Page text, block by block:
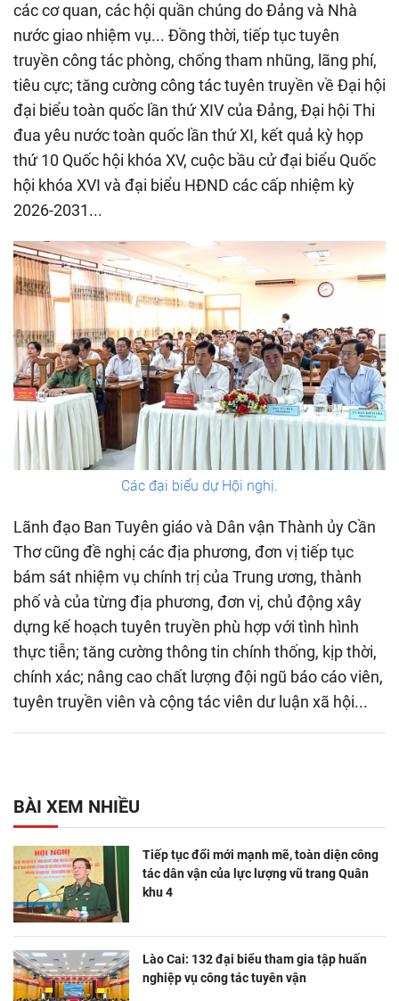
các cơ quan, các hội quần chúng do Đảng và Nhà
nước giao nhiệm vụ... Đồng thời, tiếp tục tuyên
truyền công tác phòng, chống tham nhũng, lãng phí,
tiêu cực; tăng cường công tác tuyên truyền về Đại hội
đại biểu toàn quốc lần thứ XIV của Đảng, Đại hội Thi
đua yêu nước toàn quốc lần thứ XI, kết quả kỳ họp
thứ 10 Quốc hội khóa XV, cuộc bầu cử đại biểu Quốc
hội khóa XVI và đại biểu HĐND các cấp nhiệm kỳ
2026-2031...
Các đại biểu dự Hội nghị.
Lãnh đạo Ban Tuyên giáo và Dân vận Thành ủy Cần
Thơ cũng đề nghị các địa phương, đơn vị tiếp tục
bám sát nhiệm vụ chính trị của Trung ương, thành
phố và của từng địa phương, đơn vị, chủ động xây
dựng kế hoạch tuyên truyền phù hợp với tình hình
thực tiễn; tăng cường thông tin chính thống, kịp thời,
chính xác; nâng cao chất lượng đội ngũ báo cáo viên,
tuyên truyền viên và cộng tác viên dư luận xã hội...
BÀI XEM NHIỀU
Tiếp tục đổi mới mạnh mẽ, toàn diện công
tác dân vận của lực lượng vũ trang Quân
khu 4
Lào Cai: 132 đại biểu tham gia tập huấn
nghiệp vụ công tác tuyên vận